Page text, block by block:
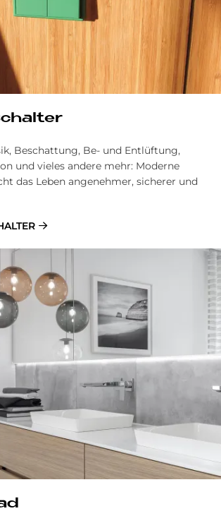
Beschattung, Be- und Entlüftung,
und vieles andere mehr: Moderne
das Leben angenehmer, sicherer und